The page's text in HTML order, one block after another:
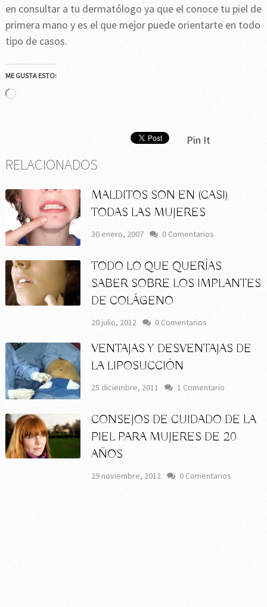
en consultar a tu dermatólogo ya que el conoce tu piel de
primera mano y es el que mejor puede orientarte en todo
tipo de casos.
ME GUSTA ESTO:
Cargando...
Pin It
RELACIONADOS
MALDITOS SON EN (CASI)
TODAS LAS MUJERES
30 enero, 2007 0 Comentarios
TODO LO QUE QUERÍAS
SABER SOBRE LOS IMPLANTES
DE COLÁGENO
20 julio, 2012 0 Comentarios
VENTAJAS Y DESVENTAJAS DE
LA LIPOSUCCIÓN
25 diciembre, 2011 1 Comentario
CONSEJOS DE CUIDADO DE LA
PIEL PARA MUJERES DE 20
AÑOS
29 noviembre, 2012 0 Comentarios